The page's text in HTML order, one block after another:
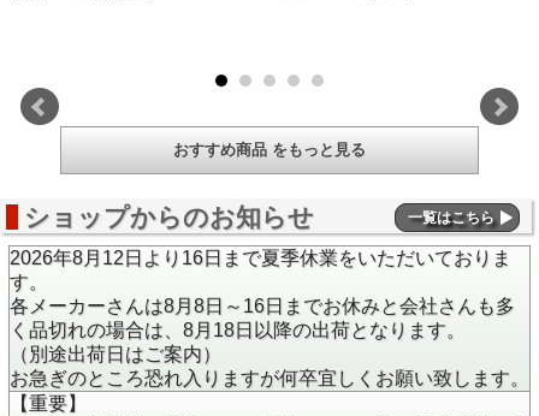
おすすめ商品 をもっと見る
ショップからのお知らせ 一覧はこちら
2026年8月12日より16日まで夏季休業をいただいておりま
す。
各メーカーさんは8月8日～16日までお休みと会社さんも多
く品切れの場合は、8月18日以降の出荷となります。
（別途出荷日はご案内）
お急ぎのところ恐れ入りますが何卒宜しくお願い致します。
【重要】